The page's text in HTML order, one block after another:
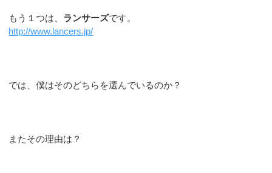
もう１つは、 ランサーズです。
http://www.lancers.jp/
では、僕はそのどちらを選んでいるのか？
またその理由は？